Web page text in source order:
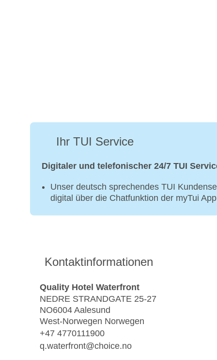
Ihr TUI Service
Digitaler und telefonischer 24/7 TUI
Unser deutsch sprechendes TUI
digital über die Chatfunktion der myTui
Kontaktinformationen
Quality Hotel Waterfront
NEDRE STRANDGATE 25-27
NO6004 Aalesund
West-Norwegen Norwegen
+47 4770111900
q.waterfront@choice.no